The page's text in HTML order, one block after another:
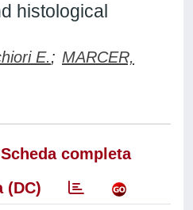
histological
E.; MARCER,
Scheda completa
(DC)